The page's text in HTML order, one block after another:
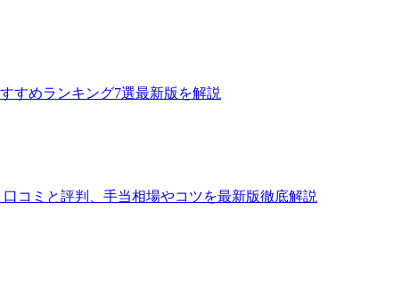
すめランキング7選最新版を解説
コミと評判、手当相場やコツを最新版徹底解説